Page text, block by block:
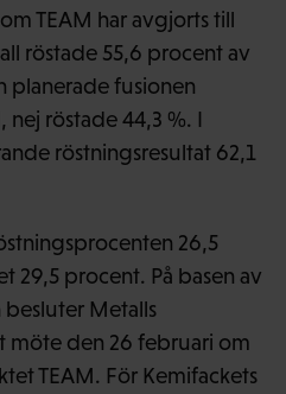
TEAM har avgjorts till
röstade 55,6 procent av
planerade fusionen
röstade 44,3 %. I
röstningsresultat 62,1
26,5
29,5 procent. På basen av
Metalls
möte den 26 februari om
TEAM. För Kemifackets